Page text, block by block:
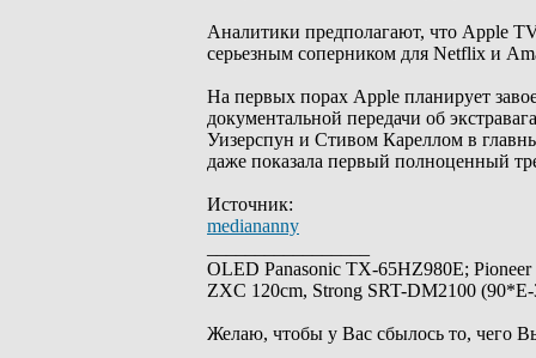
Аналитики предполагают, что Apple
серьезным соперником для Netflix и
На первых порах Apple планирует
документальной передачи об
Уизерспун и Стивом Кареллом в
даже показала первый полноценный
Источник:
mediananny
OLED Panasonic TX-65HZ980E;
ZXC 120cm, Strong SRT-DM2100
Желаю, чтобы у Вас сбылось то, чего